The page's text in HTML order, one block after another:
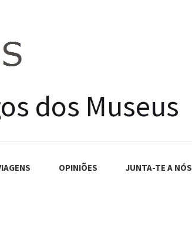
dos Museus
OPINIÕES JUNTA-TE A NÓS